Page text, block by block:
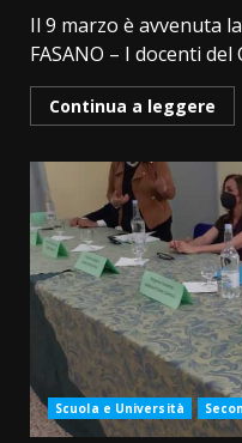
Il 9 marzo è avvenuta
FASANO – I docenti del
Continua a leggere
Scuola e Università